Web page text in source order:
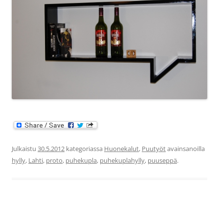
Julkaistu 30.5.2012 kategoriassa Huonekalut, Puutyötavainsanoilla
hylly, Lahti, proto, puhekupla, puhekuplahylly, puuseppä.